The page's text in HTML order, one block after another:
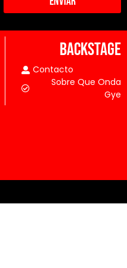
BACKSTAGE
Contacto
Sobre Que Onda
Gye